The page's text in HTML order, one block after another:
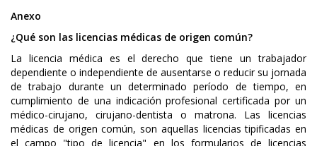
Anexo
¿Qué son las licencias médicas de origen común?
La licencia médica es el derecho que tiene un trabajador
dependiente o independiente de ausentarse o reducir su jornada
de trabajo durante un determinado período de tiempo, en
cumplimiento de una indicación profesional certificada por un
médico-cirujano, cirujano-dentista o matrona. Las licencias
médicas de origen común, son aquellas licencias tipificadas en
el campo "tipo de licencia" en los formularios de licencias